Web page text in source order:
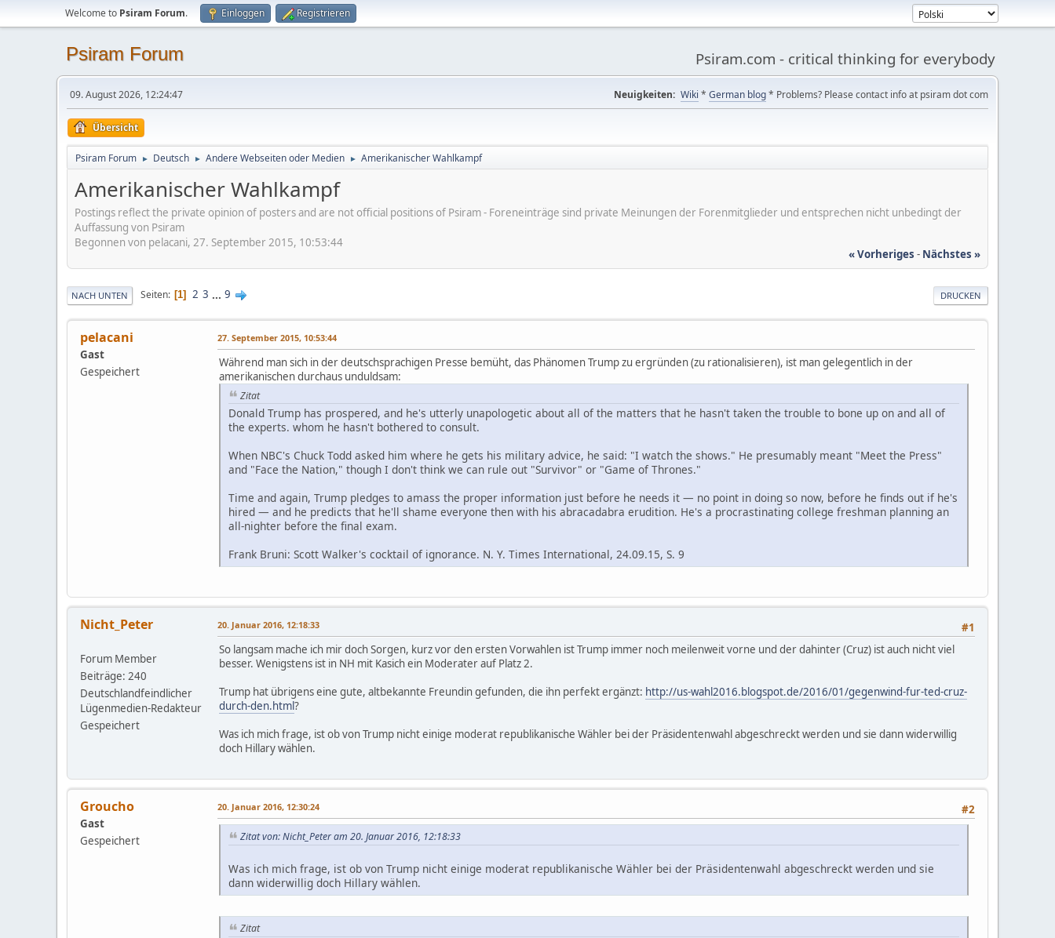
Welcome to Psiram Forum. Einloggen Registrieren
Psiram Forum Psiram.com - critical thinking for everybody
09. August 2026, 12:24:47 Neuigkeiten: Wiki * German blog* Problems? Please contact info at psiram dot com
Übersicht
Psiram Forum ► Deutsch ► Andere Webseiten oder Medien ► Amerikanischer Wahlkampf
Amerikanischer Wahlkampf
Postings reflect the private opinion of posters and are not official positions of Psiram - Foreneinträge sind private Meinungen der Forenmitglieder und entsprechen nicht unbedingt der
Auffassung von Psiram
Begonnen von pelacani, 27. September 2015, 10:53:44
« Vorheriges - Nächstes »
DRUCKEN
NACH UNTEN Seiten 1 2 3 ... 9
pelacani
Gast
Gespeichert
27. September 2015, 10:53:44
Während man sich in der deutschsprachigen Presse bemüht, das Phänomen Trump zu ergründen (zu rationalisieren), ist man gelegentlich in der
amerikanischen durchaus unduldsam:
Zitat
Donald Trump has prospered, and he's utterly unapologetic about all of the matters that he hasn't taken the trouble to bone up on and all of
the experts. whom he hasn't bothered to consult.
When NBC's Chuck Todd asked him where he gets his military advice, he said: "I watch the shows." He presumably meant "Meet the Press"
and "Face the Nation," though I don't think we can rule out "Survivor" or "Game of Thrones."
Time and again, Trump pledges to amass the proper information just before he needs it — no point in doing so now, before he finds out if he's
hired — and he predicts that he'll shame everyone then with his abracadabra erudition. He's a procrastinating college freshman planning an
all-nighter before the final exam.
Frank Bruni: Scott Walker's cocktail of ignorance. N. Y. Times International, 24.09.15, S. 9
Nicht_Peter
Forum Member
Beiträge: 240
Deutschlandfeindlicher
Lügenmedien-Redakteur
Gespeichert
#1
20. Januar 2016, 12:18:33
So langsam mache ich mir doch Sorgen, kurz vor den ersten Vorwahlen ist Trump immer noch meilenweit vorne und der dahinter (Cruz) ist auch nicht viel
besser. Wenigstens ist in NH mit Kasich ein Moderater auf Platz 2.
Trump hat übrigens eine gute, altbekannte Freundin gefunden, die ihn perfekt ergänzt: http://us-wahl2016.blogspot.de/2016/01/gegenwind-fur-ted-cruz-
durch-den.html?
Was ich mich frage, ist ob von Trump nicht einige moderat republikanische Wähler bei der Präsidentenwahl abgeschreckt werden und sie dann widerwillig
doch Hillary wählen.
Groucho
Gast
Gespeichert
#2
20. Januar 2016, 12:30:24
Zitat von: Nicht_Peter am 20. Januar 2016, 12:18:33
Was ich mich frage, ist ob von Trump nicht einige moderat republikanische Wähler bei der Präsidentenwahl abgeschreckt werden und sie
dann widerwillig doch Hillary wählen.
Zitat